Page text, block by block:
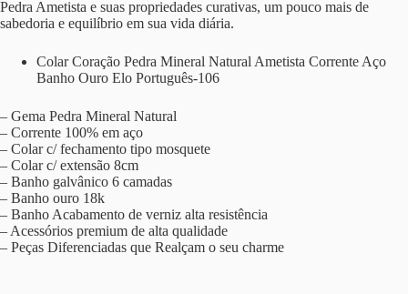
Pedra Ametista e suas propriedades curativas, um pouco mais de
sabedoria e equilíbrio em sua vida diária.
Colar Coração Pedra Mineral Natural Ametista Corrente Aço
Banho Ouro Elo Português-106
– Gema Pedra Mineral Natural
– Corrente 100% em aço
– Colar c/ fechamento tipo mosquete
– Colar c/ extensão 8cm
– Banho galvânico 6 camadas
– Banho ouro 18k
– Banho Acabamento de verniz alta resistência
– Acessórios premium de alta qualidade
– Peças Diferenciadas que Realçam o seu charme